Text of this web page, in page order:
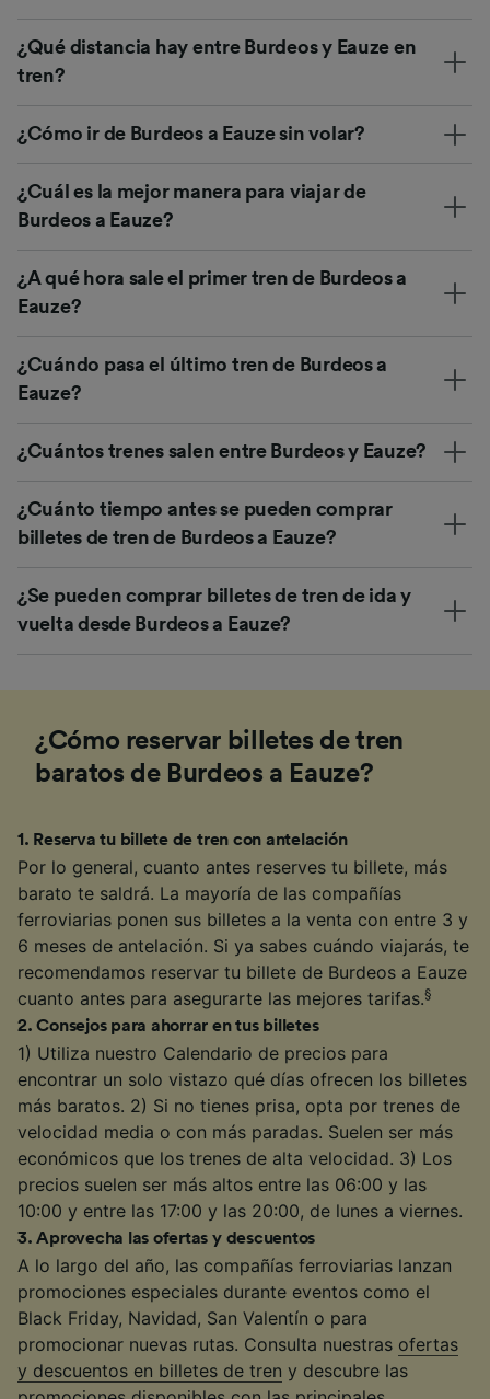
¿Qué distancia hay entre Burdeos y Eauze en
tren?
¿Cómo ir de Burdeos a Eauze sin volar?
¿Cuál es la mejor manera para viajar de
Burdeos a Eauze?
¿A qué hora sale el primer tren de Burdeos a
Eauze?
¿Cuándo pasa el último tren de Burdeos a
Eauze?
¿Cuántos trenes salen entre Burdeos y Eauze?
¿Cuánto tiempo antes se pueden comprar
billetes de tren de Burdeos a Eauze?
¿Se pueden comprar billetes de tren de ida y
vuelta desde Burdeos a Eauze?
¿Cómo reservar billetes de tren
baratos de Burdeos a Eauze?
1 . Reserva tu billete de tren con antelación
Por lo general, cuanto antes reserves tu billete, más
barato te saldrá. La mayoría de las compañías
ferroviarias ponen sus billetes a la venta con entre 3 y
6 meses de antelación. Si ya sabes cuándo viajarás, te
recomendamos reservar tu billete de Burdeos a Eauze
cuanto antes para asegurarte las mejores tarifas.§
2.Consejos para ahorrar en tus billetes
1) Utiliza nuestro Calendario de precios para
encontrar un solo vistazo qué días ofrecen los billetes
más baratos. 2) Si no tienes prisa, opta por trenes de
velocidad media o con más paradas. Suelen ser más
económicos que los trenes de alta velocidad. 3) Los
precios suelen ser más altos entre las 06:00 y las
10:00 y entre las 17:00 y las 20:00, de lunes a viernes.
3.Aprovecha las ofertas y descuentos
A lo largo del año, las compañías ferroviarias lanzan
promociones especiales durante eventos como el
Black Friday, Navidad, San Valentín o para
promocionar nuevas rutas. Consulta nuestras ofertas
y descuentos en billetes de tren y descubre las